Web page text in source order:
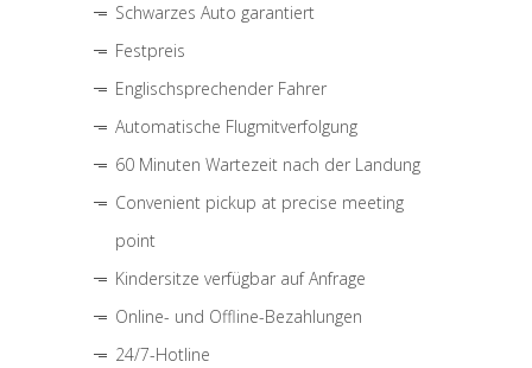
Schwarzes Auto garantiert
Festpreis
Englischsprechender Fahrer
Automatische Flugmitverfolgung
60 Minuten Wartezeit nach der Landung
Convenient pickup at precise meeting
point
Kindersitze verfügbar auf Anfrage
Online- und Offline-Bezahlungen
24/7-Hotline